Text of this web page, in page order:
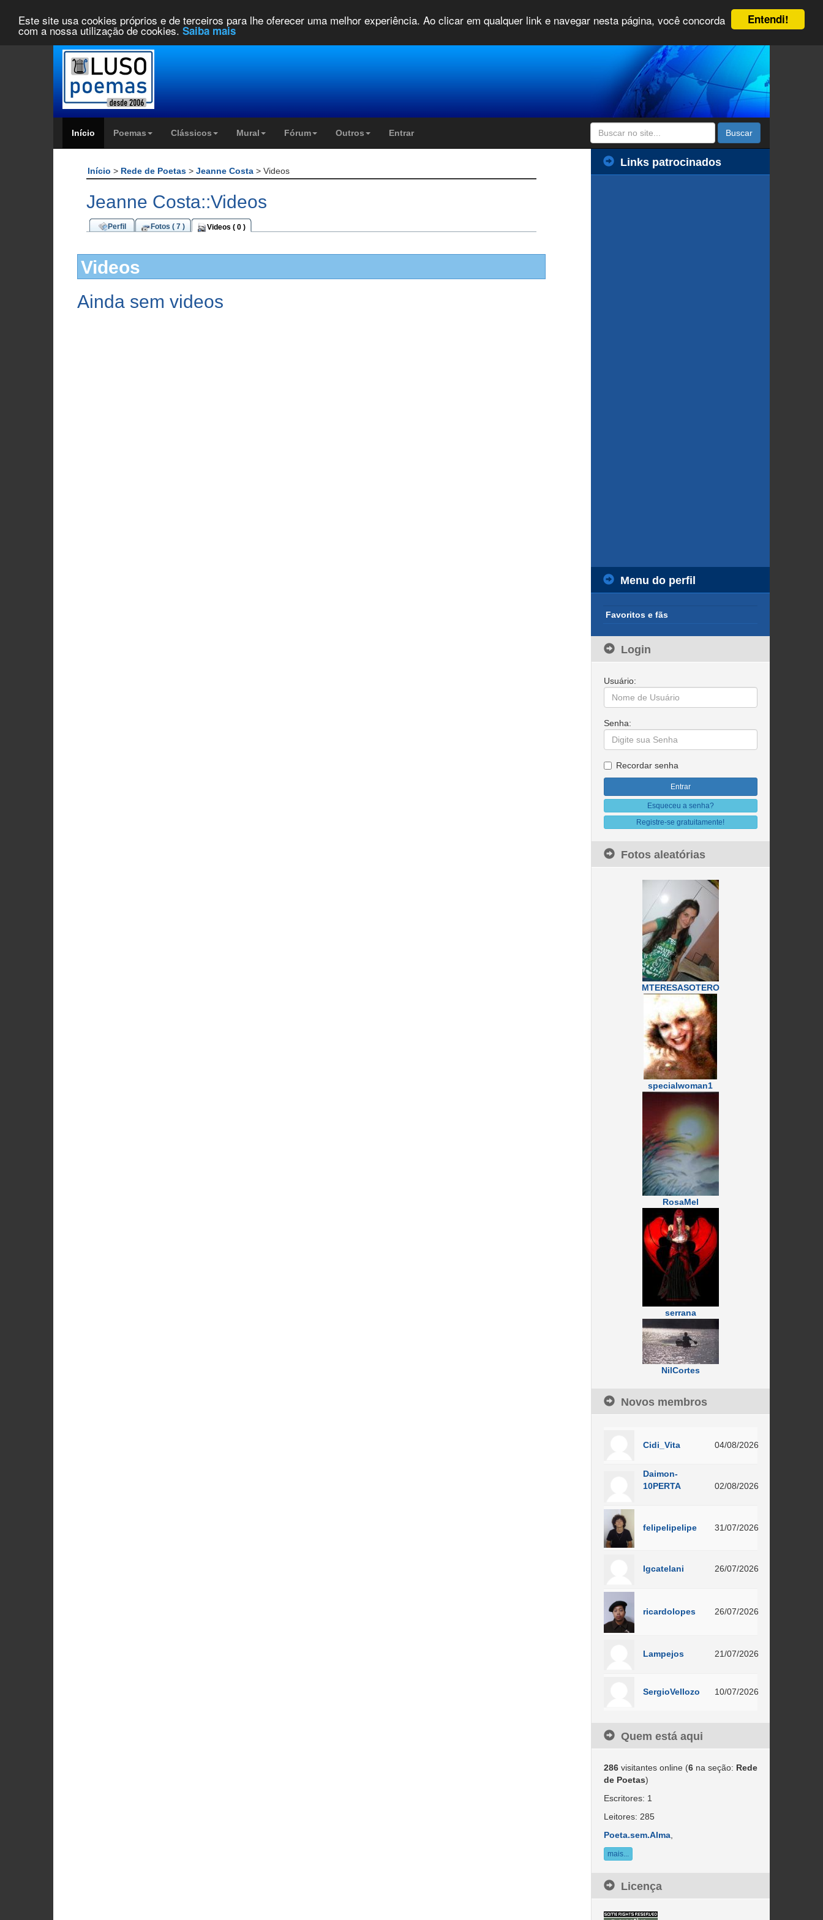
Entendi!
Este site usa cookies próprios e de terceiros para lhe oferecer uma melhor experiência. Ao clicar em qualquer link e navegar nesta página, você concorda
com a nossa utilização de cookies. Saiba mais
Início Poemas Clássicos Mural Fórum Outros Entrar Buscar
Início > Rede de Poetas > Jeanne Costa > Videos
Jeanne Costa::Videos
Perfil Fotos ( 7 ) Videos ( 0 )
Videos
Ainda sem videos
Links patrocinados
Menu do perfil
Favoritos e fãs
Login
Usuário:
Senha:
Recordar senha
Esqueceu a senha?
Registre-se gratuitamente!
Fotos aleatórias
MTERESASOTERO
specialwoman1
RosaMel
serrana
NilCortes
Novos membros
Cidi_Vita 04/08/2026
Daimon-
10PERTA
02/08/2026
felipelipelipe 31/07/2026
lgcatelani 26/07/2026
ricardolopes 26/07/2026
Lampejos 21/07/2026
SergioVellozo 10/07/2026
Quem está aqui
286visitantes online (6na seção: Rede
de Poetas)
Escritores: 1
Leitores: 285
Poeta.sem.Alma,
mais...
Licença